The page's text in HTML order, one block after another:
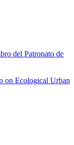
del Patronato de
on Ecological Urban